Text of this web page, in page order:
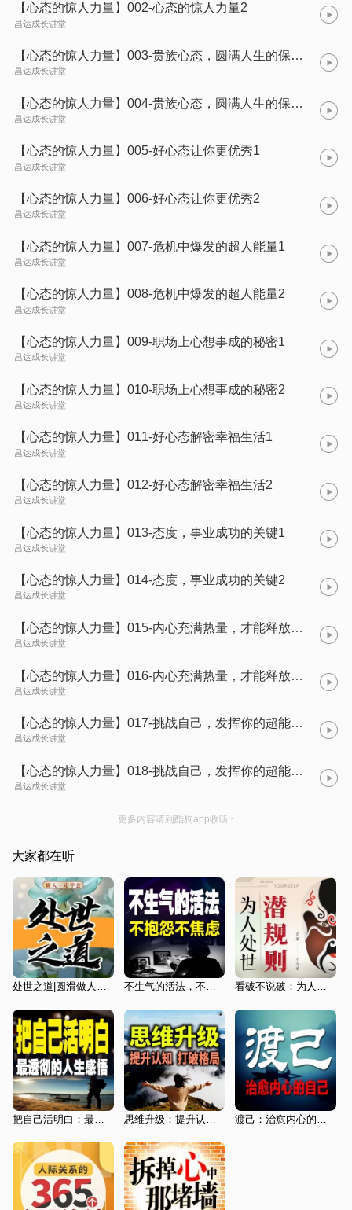
【心态的惊人力量】002-心态的惊人力量2
昌达成长讲堂
【心态的惊人力量】003-贵族心态，圆满人生的保证1
昌达成长讲堂
【心态的惊人力量】004-贵族心态，圆满人生的保证2
昌达成长讲堂
【心态的惊人力量】005-好心态让你更优秀1
昌达成长讲堂
【心态的惊人力量】006-好心态让你更优秀2
昌达成长讲堂
【心态的惊人力量】007-危机中爆发的超人能量1
昌达成长讲堂
【心态的惊人力量】008-危机中爆发的超人能量2
昌达成长讲堂
【心态的惊人力量】009-职场上心想事成的秘密1
昌达成长讲堂
【心态的惊人力量】010-职场上心想事成的秘密2
昌达成长讲堂
【心态的惊人力量】011-好心态解密幸福生活1
昌达成长讲堂
【心态的惊人力量】012-好心态解密幸福生活2
昌达成长讲堂
【心态的惊人力量】013-态度，事业成功的关键1
昌达成长讲堂
【心态的惊人力量】014-态度，事业成功的关键2
昌达成长讲堂
【心态的惊人力量】015-内心充满热量，才能释放热量1
昌达成长讲堂
【心态的惊人力量】016-内心充满热量，才能释放热量2
昌达成长讲堂
【心态的惊人力量】017-挑战自己，发挥你的超能量1
昌达成长讲堂
【心态的惊人力量】018-挑战自己，发挥你的超能量2
昌达成长讲堂
更多内容请到酷狗app收听~
大家都在听
处世之道|圆滑做人、清醒做事|情绪控制、温暖治愈 不生气的活法，不抱怨不焦虑 看破不说破：为人处世的365个潜规则